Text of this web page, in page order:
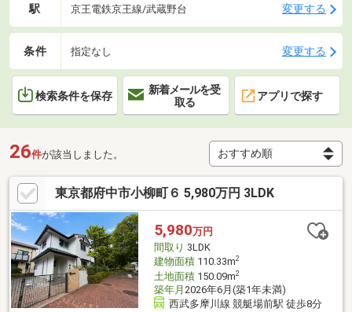
駅 京王電鉄京王線/武蔵野台 変更する
条件 指定なし 変更する
検索条件を保存
新着メールを受
取る
アプリで探す
26件が該当しました。
東京都府中市小柳町６ 5,980万円 3LDK
5,980万円
間取り 3LDK
建物面積110.33m2
土地面積150.09m2
築年月 2026年6月(築1年未満)
西武多摩川線 競艇場前駅 徒歩8分